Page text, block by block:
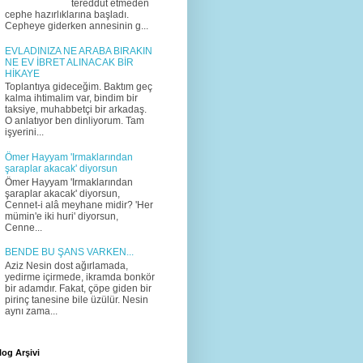
tereddüt etmeden
cephe hazırlıklarına başladı.
Cepheye giderken annesinin g...
EVLADINIZA NE ARABA BIRAKIN
NE EV İBRET ALINACAK BİR
HİKAYE
Toplantıya gideceğim. Baktım geç
kalma ihtimalim var, bindim bir
taksiye, muhabbetçi bir arkadaş.
O anlatıyor ben dinliyorum. Tam
işyerini...
Ömer Hayyam 'Irmaklarından
şaraplar akacak' diyorsun
Ömer Hayyam 'Irmaklarından
şaraplar akacak' diyorsun,
Cennet-i alâ meyhane midir? 'Her
mümin'e iki huri' diyorsun,
Cenne...
BENDE BU ŞANS VARKEN...
Aziz Nesin dost ağırlamada,
yedirme içirmede, ikramda bonkör
bir adamdır. Fakat, çöpe giden bir
pirinç tanesine bile üzülür. Nesin
aynı zama...
Arşivi